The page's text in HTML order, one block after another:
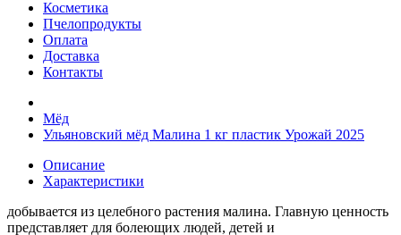
Косметика
Пчелопродукты
Оплата
Доставка
Контакты
Мёд
Ульяновский мёд Малина 1 кг пластик Урожай 2025
Описание
Характеристики
добывается из целебного растения малина. Главную ценность
представляет для болеющих людей, детей и